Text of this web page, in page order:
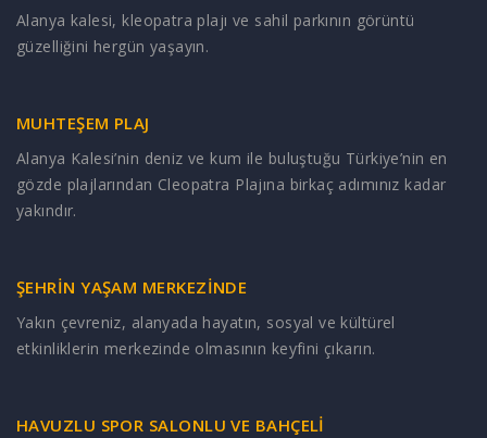
Alanya kalesi, kleopatra plajı ve sahil parkının görüntü
güzelliğini hergün yaşayın.
MUHTEŞEM PLAJ
Alanya Kalesi’nin deniz ve kum ile buluştuğu Türkiye’nin en
gözde plajlarından Cleopatra Plajına birkaç adımınız kadar
yakındır.
ŞEHRİN YAŞAM MERKEZİNDE
Yakın çevreniz, alanyada hayatın, sosyal ve kültürel
etkinliklerin merkezinde olmasının keyfini çıkarın.
HAVUZLU SPOR SALONLU VE BAHÇELİ